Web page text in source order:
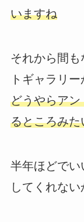
いますね
それから間
トギャラリ
どうやらア
るところみた
半年ほどでい
してくれない